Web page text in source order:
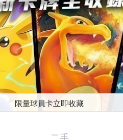
限量球員卡立即收藏
二手